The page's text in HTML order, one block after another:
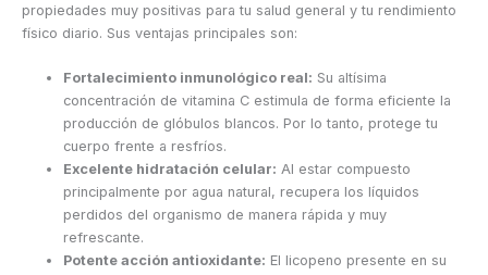
propiedades muy positivas para tu salud general y tu rendimiento
físico diario. Sus ventajas principales son:
Fortalecimiento inmunológico real: Su altísima
concentración de vitamina C estimula de forma eficiente la
producción de glóbulos blancos. Por lo tanto, protege tu
cuerpo frente a resfríos.
Excelente hidratación celular: Al estar compuesto
principalmente por agua natural, recupera los líquidos
perdidos del organismo de manera rápida y muy
refrescante.
Potente acción antioxidante: El licopeno presente en su